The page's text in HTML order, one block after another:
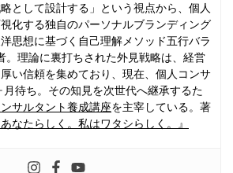
として設計する」という視点から、個人
化する独自のパーソナルブランディング
思想に基づく自己理解メソッド五行バラ
。理論に裏打ちされた外見戦略は、経営
い信頼を集めており、現在、個人コンサ
月待ち。その知見を次世代へ継承するた
サルタント養成講座を主宰している。著
あなたらしく。私はワタシらしく。』